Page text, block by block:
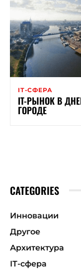
ІТ-СФЕРА
IT-РЫНОК В
ГОРОДЕ
CATEGORIES
Инновации
Другое
Архитектура
ІТ-сфера